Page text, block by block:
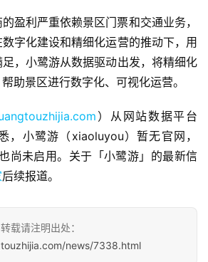
盈利严重依赖景区门票和交通业务，
字化建设和精细化运营的推动下，用
，小鹭游从数据驱动出发，将精细化
助景区进行数字化、可视化运营。
）从网站数据平台
，小鹭游（xiaoluyou）暂无官网，
尚未启用。关于「小鹭游」的最新信
后续报道。
载请注明出处：
news/7338.html